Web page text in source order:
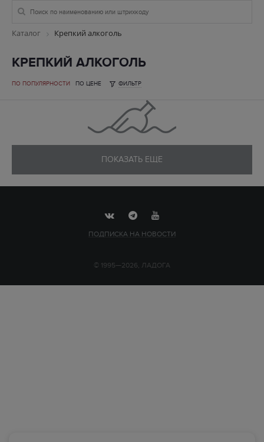
Каталог Крепкий алкоголь
КРЕПКИЙ АЛКОГОЛЬ
ПО ПОПУЛЯРНОСТИ ПО ЦЕНЕ ФИЛЬТР
ПОКАЗАТЬ ЕЩЕ
ПОДПИСКА НА НОВОСТИ
© 1995—2026, ЛАДОГА